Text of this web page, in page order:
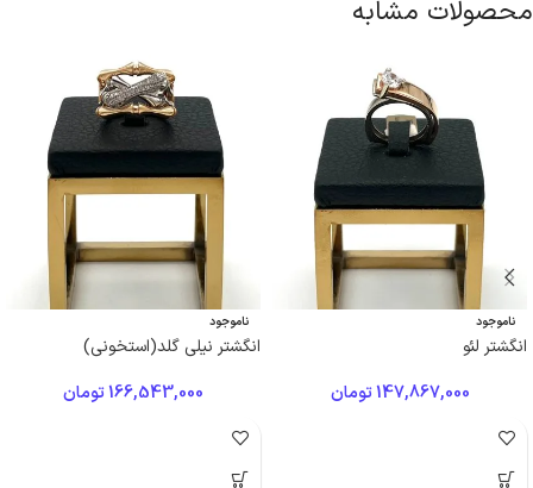
محصولات مشابه
ناموجود
انگشتر لئو
147,867,000تومان
ناموجود
انگشتر نیلی گلد(استخونی)
166,543,000تومان